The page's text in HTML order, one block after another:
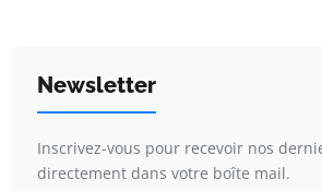
Newsletter
Inscrivez-vous pour recevoir nos
directement dans votre boîte mail.